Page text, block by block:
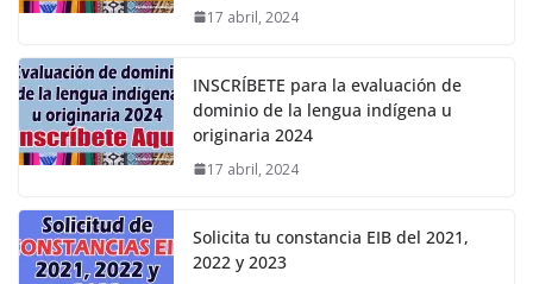
17 abril, 2024
INSCRÍBETE para la evaluación de
dominio de la lengua indígena u
originaria 2024
17 abril, 2024
Solicita tu constancia EIB del 2021,
2022 y 2023